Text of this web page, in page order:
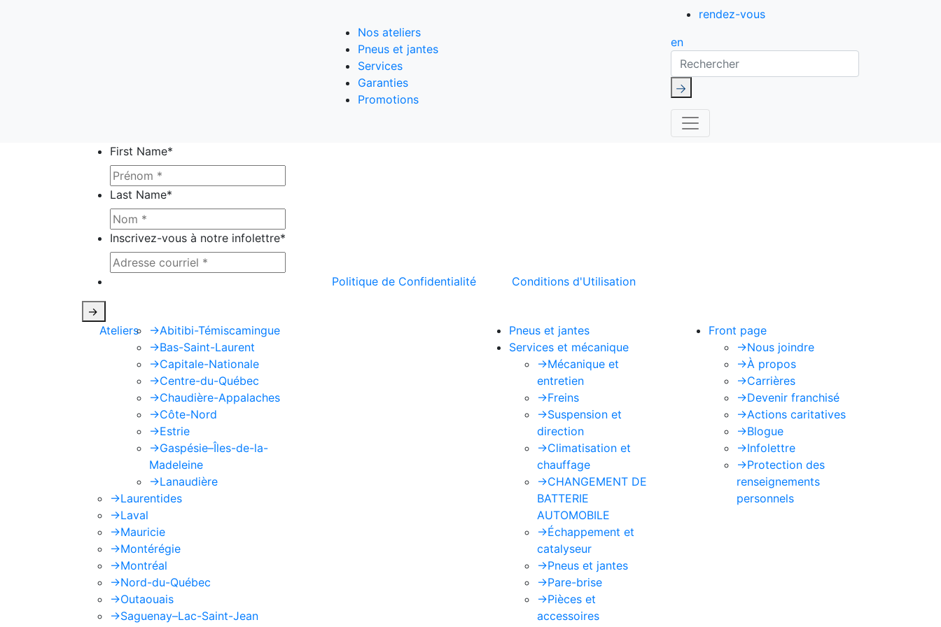
Nos ateliers
Pneus et jantes
Services
Garanties
Promotions
rendez-vous
en
Rechercher
First Name*
Last Name*
Inscrivez-vous à notre infolettre*
Politique de Confidentialité Conditions d'Utilisation
->
Ateliers
->Abitibi-Témiscamingue
->Bas-Saint-Laurent
->Capitale-Nationale
->Centre-du-Québec
->Chaudière-Appalaches
->Côte-Nord
->Estrie
->Gaspésie–Îles-de-la-
Madeleine
->Lanaudière
->Laurentides
->Laval
->Mauricie
->Montérégie
->Montréal
->Nord-du-Québec
->Outaouais
->Saguenay–Lac-Saint-Jean
Pneus et jantes
Services et mécanique
->Mécanique et
entretien
->Freins
->Suspension et
direction
->Climatisation et
chauffage
->CHANGEMENT DE
BATTERIE
AUTOMOBILE
->Échappement et
catalyseur
->Pneus et jantes
->Pare-brise
->Pièces et
accessoires
Front page
->Nous joindre
->À propos
->Carrières
->Devenir franchisé
->Actions caritatives
->Blogue
->Infolettre
->Protection des
renseignements
personnels